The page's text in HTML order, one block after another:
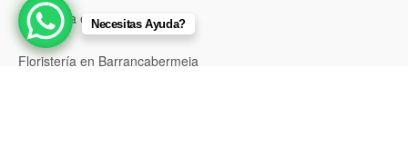
Floristería en Popayán
Floristería en Barrancabermeja
Necesitas Ayuda?